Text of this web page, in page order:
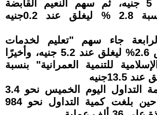
3% ليغلق عند 5 جنيه، ثم سهم النعيم القابضة
للاستثمارات بنسبة 2.8 % ليغلق عند 0.2جنيه
جاء سهم "تعليم لخدمات
الإدارة" بانخفاض 2.6% ليغلق عند 5.2 جنيه، وأخيرًا
للتنمية العمرانية" بنسبة
وبلغ إجمالي قيمة التداول اليوم الخميس نحو 3.4
مليار جنيه فى حين بلغت كمية التداول نحو 984